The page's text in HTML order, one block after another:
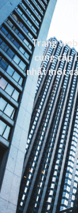
Trang
cung cấp
nhất một